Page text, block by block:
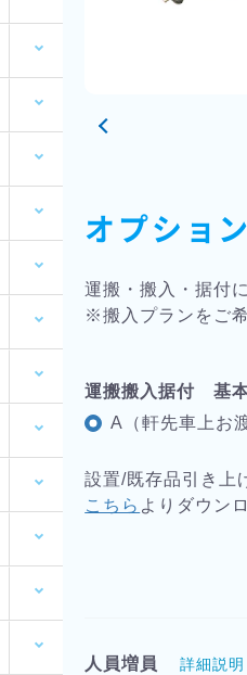
オプション
運搬・搬入・据付
※搬入プランをご
運搬搬入据付 基
A（軒先車上お
設置/既存品引き上
こちら よりダウン
人員増員 詳細説明